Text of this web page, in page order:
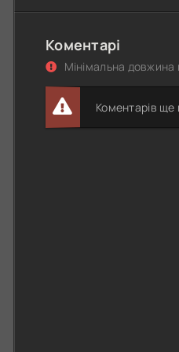
Коментарі
Мінімальна
Коментарів